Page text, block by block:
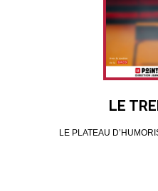
LE
LE PLATEAU